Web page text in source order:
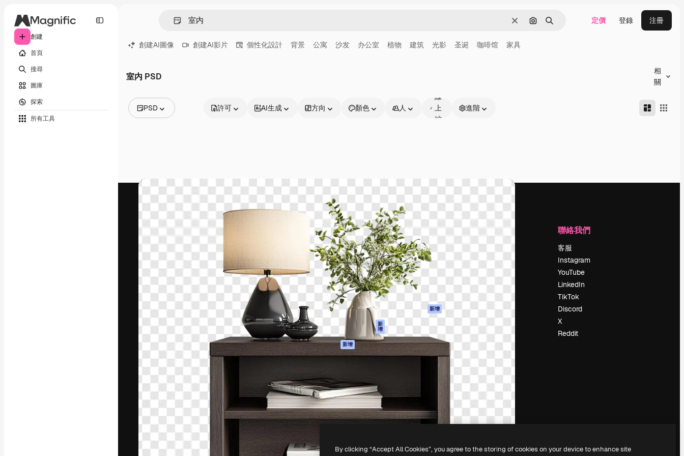
創建
首頁
搜尋
圖庫
探索
所有工具
清除 通過圖像搜索
搜尋 定價 登錄 注冊
創建AI圖像 創建AI影片 個性化設計 背景 公寓 沙发 办公室 植物 建筑 光影 圣诞 咖啡馆 家具
室内 PSD
相
關
PSD
視頻
圖標
3D模型
字體
許可 AI生成 方向 顏色 人
線
上
編
進階
引導你創作出最佳作品的創意平台。擁有超過
100萬訂閱者，涵蓋創意人士、企業、代理商
和工作室。
產品
Spaces
AI助手
AI圖像生成器
AI視頻生成器
AI語音生成器
圖庫內容
MCP用於
Claude/ChatGPT
新
增
AI助手 新增
API
所有Magnific工具
開始使用
Academy
文件
客服
使用條款
原創作品 新增
信任中心
聯盟夥伴
企業
關於我們
工作機會
博客
Slidesgo
新聞室
正在尋找
magnific.ai
聯絡我們
客服
Instagram
YouTube
LinkedIn
TikTok
Discord
X
Reddit
Copyright © 2010-2026Freepik Company S.L.U.版權所有.
By clicking “Accept All Cookies”, you agree to the storing of cookies on your device to enhance site